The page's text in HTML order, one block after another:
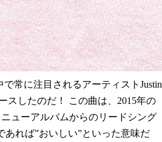
常に注目されるアーティストJustin
スしたのだ！ この曲は、2015年の
ューアルバムからのリードシング
れば”おいしい”といった意味だ